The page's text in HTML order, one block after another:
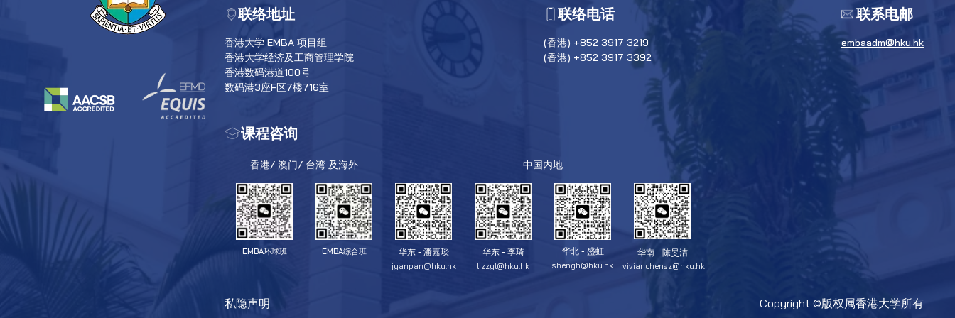
联络地址
香港大学 EMBA 项目组
香港大学经济及工商管理学院
香港数码港道100号
数码港3座F区7楼716室
联络电话
(香港) +852 3917 3219
(香港) +852 3917 3392
联系电邮
embaadm@hku.hk
课程咨询
香港/ 澳门/ 台湾 及海外
EMBA环球班 EMBA综合班
中国内地
华东 - 潘嘉琰
jyanpan@hku.hk
华东 - 李琦
lizzyl@hku.hk
华北 - 盛虹
shengh@hku.hk
华南 - 陈旻洁
vivianchensz@hku.hk
私隐声明 Copyright ©版权属香港大学所有